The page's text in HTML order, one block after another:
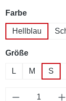
Farbeauswählen
Hellblau
Größeauswählen
L M S
Produkt